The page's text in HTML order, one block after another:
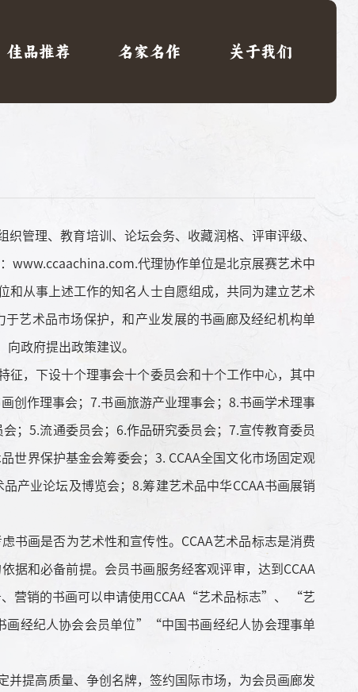
佳品推荐 名家名作 关于我们
管理、教育培训、论坛会务、收藏润格、评审评级、
www.ccaachina.com.代理协作单位是北京展赛艺术中
和从事上述工作的知名人士自愿组成，共同为建立艺术
艺术品市场保护，和产业发展的书画廊及经纪机构单
政府提出政策建议。
，下设十个理事会十个委员会和十个工作中心，其中
创作理事会；7.书画旅游产业理事会；8.书画学术理事
；5.流通委员会；6.作品研究委员会；7.宣传教育委员
世界保护基金会筹委会；3. CCAA全国文化市场固定观
产业论坛及博览会；8.筹建艺术品中华CCAA书画展销
画是否为艺术性和宣传性。CCAA艺术品标志是消费
据和必备前提。会员书画服务经客观评审，达到CCAA
、营销的书画可以申请使用CCAA“艺术品标志”、 “艺
经纪人协会会员单位”“中国书画经纪人协会理事单
提高质量、争创名牌，签约国际市场，为会员画廊发